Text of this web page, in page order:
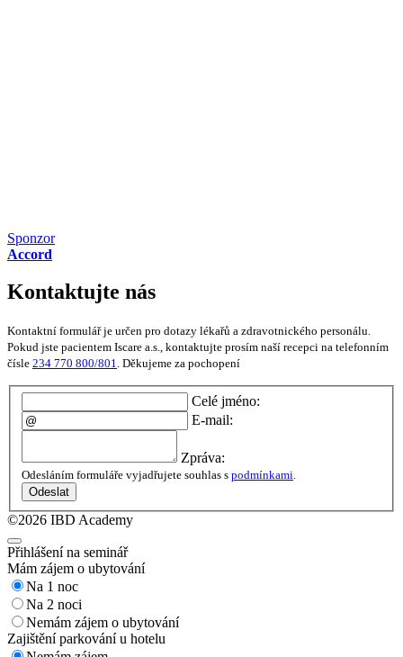
Sponzor
Accord
Kontaktujte nás
Kontaktní formulář je určen pro dotazy lékařů a zdravotnického personálu.
Pokud jste pacientem Iscare a.s., kontaktujte prosím naší recepci na telefonním
čísle 234 770 800/801. Děkujeme za pochopení
Celé jméno:
E-mail:
Zpráva:
Odesláním formuláře vyjadřujete souhlas s podmínkami
Odeslat
©2026 IBD Academy
Přihlášení na seminář
Mám zájem o ubytování
Na 1 noc
Na 2 noci
Nemám zájem o ubytování
Zajištění parkování u hotelu